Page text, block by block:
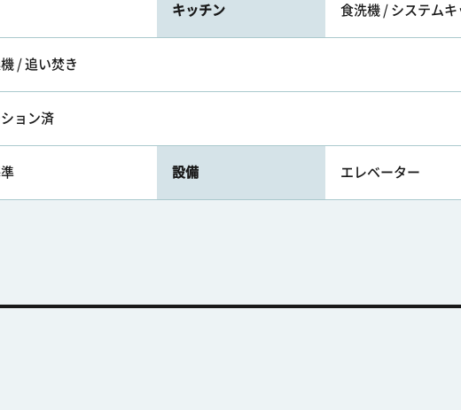
キッチン 食洗機 / システムキ
/ 追い焚き
ョン済
設備 エレベーター